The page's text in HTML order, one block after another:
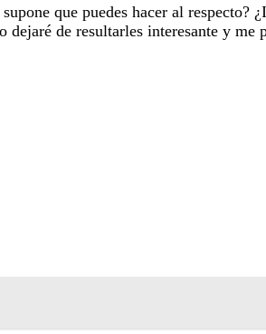
que puedes hacer al respecto?
de resultarles interesante y me